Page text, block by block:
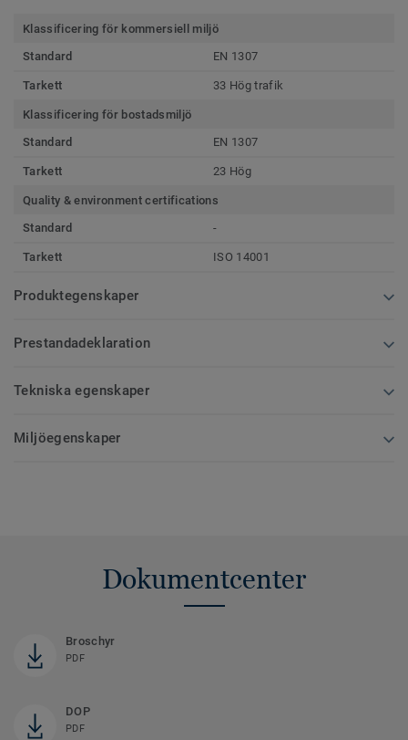
Klassificering för kommersiell miljö
Standard
EN 1307
Tarkett 33 Hög trafik
Klassificering för bostadsmiljö
Standard
EN 1307
Tarkett 23 Hög
Quality & environment certifications
Standard
-
Tarkett ISO 14001
Produktegenskaper
Prestandadeklaration
Tekniska egenskaper
Miljöegenskaper
Dokumentcenter
Broschyr
PDF
DOP
PDF